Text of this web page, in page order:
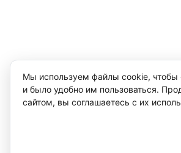
Мы используем файлы cookie, чтобы
и было удобно им пользоваться.
сайтом, вы соглашаетесь с их